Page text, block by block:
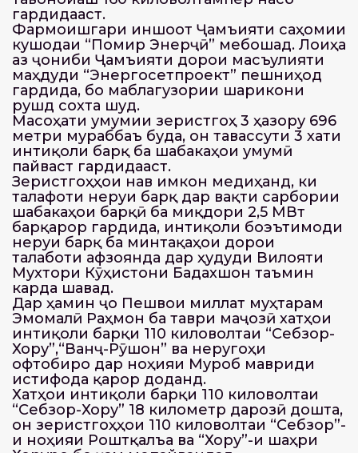
гардидааст.
Фармоишгари иншоот Ҷамъияти саҳомии
кушодаи “Помир Энерҷӣ” мебошад. Лоиҳа
аз ҷониби Ҷамъияти дорои масъулияти
маҳдуди “Энергосетпроект” пешниҳод
гардида, бо маблағгузории шарикони
рушд сохта шуд.
Масоҳати умумии зеристгоҳ 3 ҳазору 696
метри мураббаъ буда, он тавассути 3 хати
интиқоли барқ ба шабакаҳои умумӣ
пайваст гардидааст.
Зеристгоҳҳои нав имкон медиҳанд, ки
талафоти неруи барқ дар вақти сарбории
шабакаҳои барқӣ ба миқдори 2,5 МВт
барқарор гардида, интиқоли боэътимоди
неруи барқ ба минтақаҳои дорои
талаботи афзоянда дар ҳудуди Вилояти
Мухтори Кӯҳистони Бадахшон таъмин
карда шавад.
Дар ҳамин ҷо Пешвои миллат муҳтарам
Эмомалӣ Раҳмон ба таври маҷозӣ хатҳои
интиқоли барқи 110 киловолтаи “Себзор-
Хоруғ”,“Ванҷ-Рӯшон” ва неругоҳи
офтобиро дар ноҳияи Мурғоб мавриди
истифода қарор доданд.
Хатҳои интиқоли барқи 110 киловолтаи
“Себзор-Хоруғ” 18 километр дарозӣ дошта,
он зеристгоҳҳои 110 киловолтаи “Себзор”-
и ноҳияи Роштқалъа ва “Хоруғ”-и шаҳри